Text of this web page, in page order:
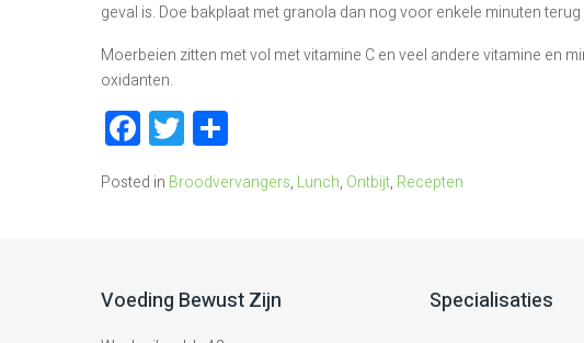
geval is. Doe bakplaat met granola dan nog voor enkele minuten terug
Moerbeien zitten met vol met vitamine C en veel andere vitamine en
oxidanten.
Facebook
Twitter
Posted in Broodvervangers, Lunch, Ontbijt, Recepten
Voeding Bewust Zijn Specialisaties